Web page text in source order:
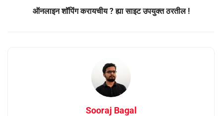
ऑनलाइन शॉपिंग करायचीय ? ह्या साइट उपयुक्त ठरतील !
Sooraj Bagal